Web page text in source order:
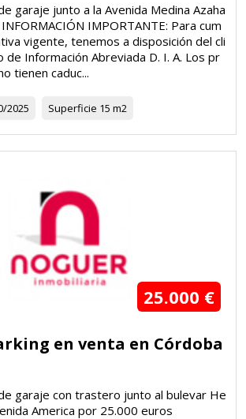
garaje junto a la Avenida Medina Azaha
IMPORTANTE: Para cum
vigente, tenemos a disposición del cli
Información Abreviada D. I. A. Los pr
tienen caduc...
2025 Superficie 15 m2
25.000 €
en venta en Córdoba
garaje con trastero junto al bulevar He
America por 25.000 euros